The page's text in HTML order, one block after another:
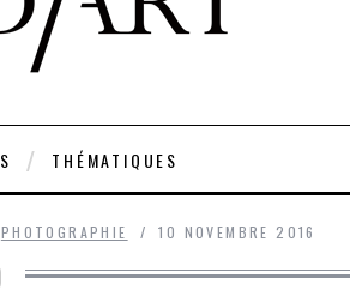
THÉMATIQUES
PHOTOGRAPHIE 10 NOVEMBRE 2016